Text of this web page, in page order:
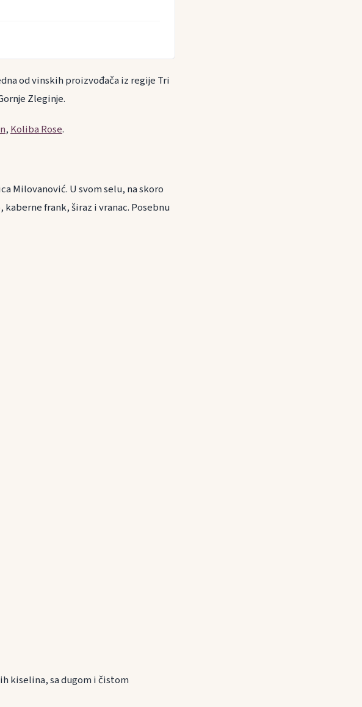
od vinskih proizvođača iz regije Tri
Zleginje.
, Koliba Rose.
Milovanović. U svom selu, na skoro
frank, širaz i vranac. Posebnu
kiselina, sa dugom i čistom